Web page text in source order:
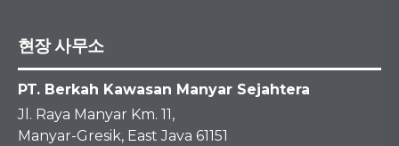
현장 사무소
PT. Berkah Kawasan Manyar Sejahtera
Jl. Raya Manyar Km. 11,
Manyar-Gresik, East Java 61151